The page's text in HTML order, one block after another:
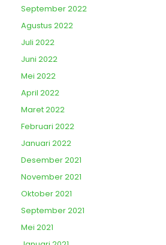
September 2022
Agustus 2022
Juli 2022
Juni 2022
Mei 2022
April 2022
Maret 2022
Februari 2022
Januari 2022
Desember 2021
November 2021
Oktober 2021
September 2021
Mei 2021